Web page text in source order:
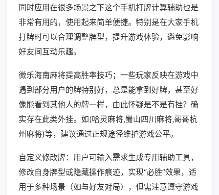
同时应用在很多场景之下这个手机打牌计算辅助也是
非常有用的，使用起来简单便捷。特别是在大家手机
打牌时可以合理调整牌型，提升游戏体验，避免影响
好友间互动乐趣。
微乐海南麻将提高胜率技巧；一些玩家反映在游戏中
遇到部分用户的牌特别好，总是能拿到好牌，甚至好
像能看到其他人的牌一样，由此怀疑是不是有挂？确
实存在此类外挂。如(哈灵麻将,蜀山四川麻将,哥哥杭
州麻将)等，建议通过正规途径维护游戏公平。
自定义修改牌：用户可输入需求生成专用辅助工具，
修改自身牌型或隐藏操作痕迹，实现“必胜”效果，适
用于多种场景（如与好友对局），但需注意遵守游戏